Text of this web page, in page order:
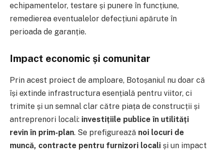
echipamentelor, testare și punere în funcțiune,
remedierea eventualelor defecțiuni apărute în
perioada de garanție.
Impact economic și comunitar
Prin acest proiect de amploare, Botoșaniul nu doar că
își extinde infrastructura esențială pentru viitor, ci
trimite și un semnal clar către piața de construcții și
antreprenori locali: investițiile publice în utilități
revin în prim-plan. Se prefigurează noi locuri de
muncă, contracte pentru furnizori locali și un impact